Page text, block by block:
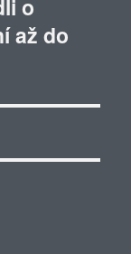
o
až do